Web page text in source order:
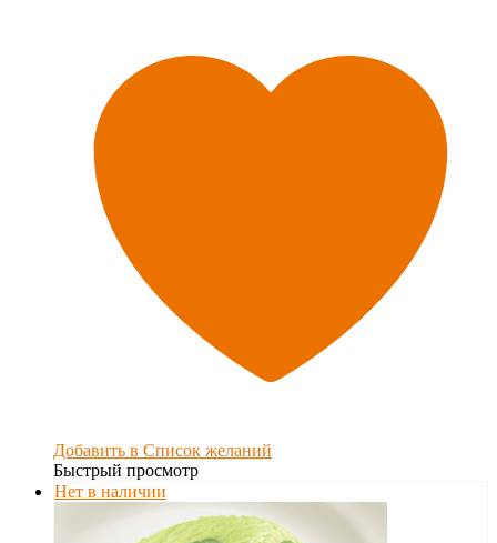
Добавить в Список желаний
Быстрый просмотр
Нет в наличии